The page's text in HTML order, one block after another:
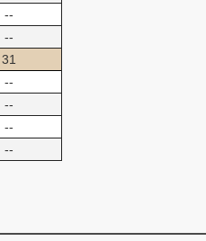
--
--
31
--
--
--
--